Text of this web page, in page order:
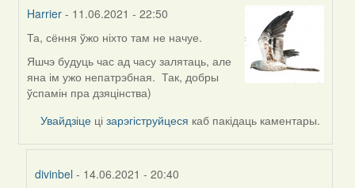
Harrier - 11.06.2021 - 22:50
In
reply
to
by
Та, сёння ўжо ніхто там не начуе.
Яшчэ будуць час ад часу залятаць, але
яна ім ужо непатрэбная. Так, добры
ўспамін пра дзяцінства)
Увайдзіце цізарэгіструйцеся каб пакідаць каментары.
divinbel - 14.06.2021 - 20:40